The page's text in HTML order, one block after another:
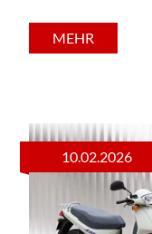
MEHR
10.02.2026